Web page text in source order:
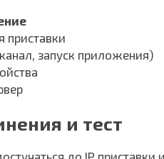
приставки
запуск приложения)
и тест
до IP